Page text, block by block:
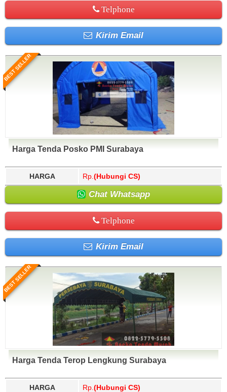
Telphone
Kirim Email
BEST SELLER
Harga Tenda Posko PMI Surabaya
HARGA Rp. (Hubungi CS)
Chat Whatsapp
Telphone
Kirim Email
BEST SELLER
Harga Tenda Terop Lengkung Surabaya
HARGA Rp. (Hubungi CS)